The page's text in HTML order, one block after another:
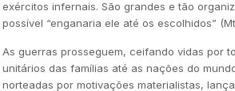
exércitos infernais. São grandes e tão
possível “enganaria ele até os escolhidos”
As guerras prosseguem, ceifando vidas por
unitários das famílias até as nações do
norteadas por motivações materialistas,